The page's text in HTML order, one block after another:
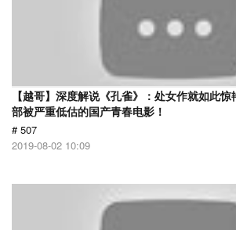
【越哥】深度解说《孔雀》：处女作就如此
部被严重低估的国产青春电影！
# 507
2019-08-02 10:09